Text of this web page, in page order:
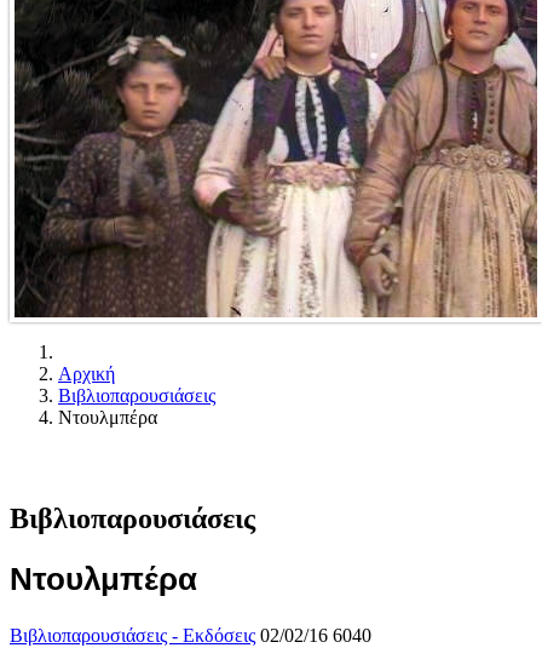
Αρχική
Βιβλιοπαρουσιάσεις
Ντουλμπέρα
Βιβλιοπαρουσιάσεις
Ντουλμπέρα
Βιβλιοπαρουσιάσεις - Εκδόσεις 02/02/16 6040